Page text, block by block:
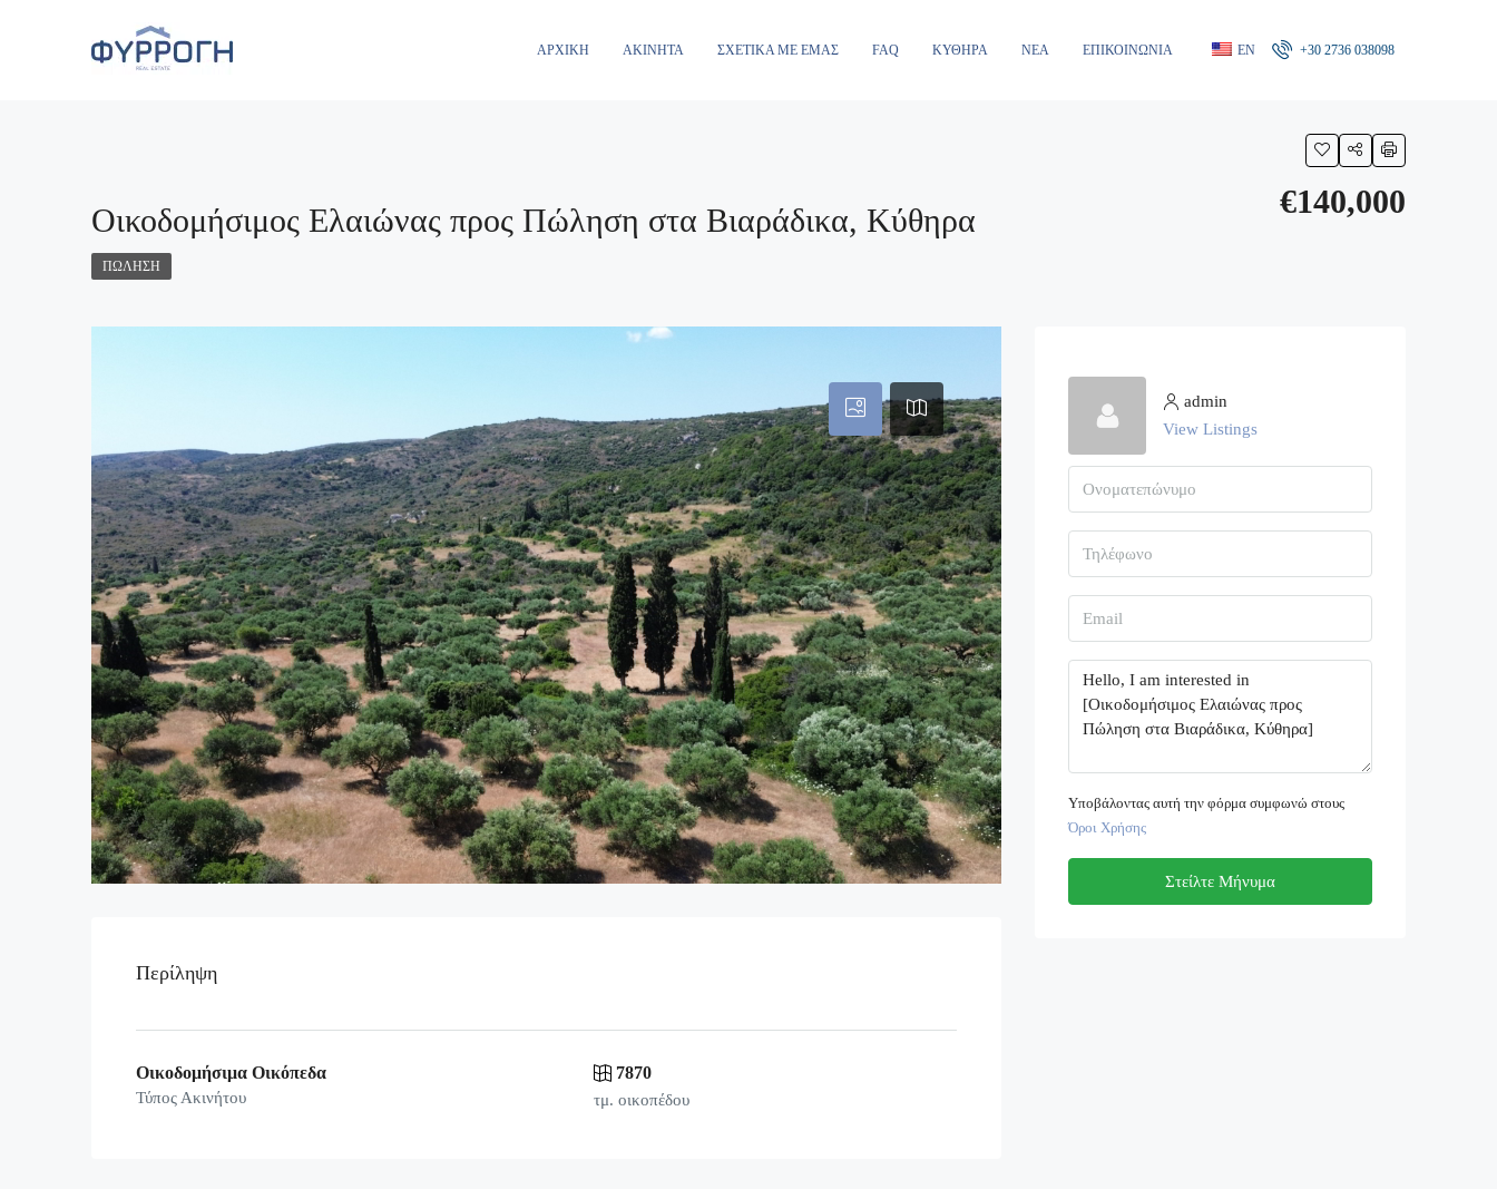
ΑΡΧΙΚΉ ΑΚΊΝΗΤΑ ΣΧΕΤΙΚΆ ΜΕ ΕΜΆΣ FAQ ΚΎΘΗΡΑ ΝΈΑ ΕΠΙΚΟΙΝΩΝΊΑ EN +30 2736 038098
Οικοδομήσιμος Ελαιώνας προς Πώληση στα Βιαράδικα, Κύθηρα
€140,000
ΠΏΛΗΣΗ
Περίληψη
Οικοδομήσιμα Οικόπεδα
Τύπος Ακινήτου
7870
τμ. οικοπέδου
admin
View Listings
Υποβάλοντας αυτή την φόρμα συμφωνώ στους
Όροι Χρήσης
Στείλτε Μήνυμα